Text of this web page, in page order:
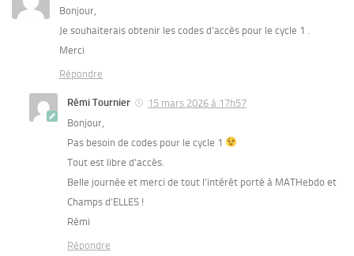
Bonjour,
Je souhaiterais obtenir les codes d’accès pour le cycle 1 .
Merci
Répondre
Rémi Tournier
15 mars 2026 à 17h57
Bonjour,
Pas besoin de codes pour le cycle 1
Tout est libre d’accès.
Belle journée et merci de tout l’intérêt porté à MATHebdo et
Champs d’ELLES !
Rémi
Répondre